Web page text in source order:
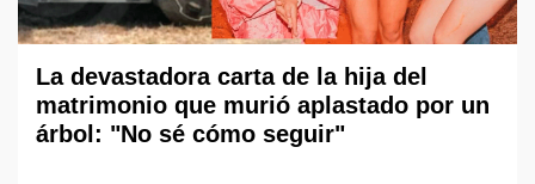
La devastadora carta de la hija del
matrimonio que murió aplastado por un
árbol: "No sé cómo seguir"